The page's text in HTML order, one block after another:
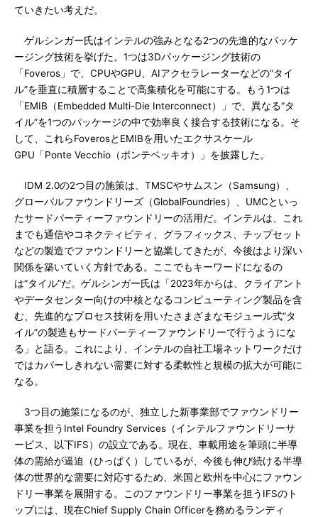
ていきたい考えだ。
ゲルシンガー氏はインテルの強みとなる2つの先進的なパッケ
ージング技術を挙げた。1つは3Dパッケージング技術の
「Foveros」で、CPUやGPU、AIアクセラレーターなどの“タイ
ル”を垂直に積層することで高集積化を可能にする。もう1つは
「EMIB（Embedded Multi-Die Interconnect）」で、異なる“タ
イル”を1つのパッケージの中で効率良く接合する技術になる。そ
して、これらFoverosとEMIBを用いたエクサスケール
GPU「Ponte Vecchio（ポンテベッキオ）」を披露した。
IDM 2.0の2つ目の施策は、TMSCやサムスン（Samsung）、
グローバルファウンドリーズ（GlobalFoundries）、UMCといっ
たサードパーティーファウンドリーの活用だ。インテルは、これ
までも通信やコネクティビティ、グラフィックス、チップセット
などの製造でファウンドリーと協業してきたが、今後はより深い
関係を築いていく方針である。ここでもキーワードになるの
は“タイル”だ。ゲルシンガー氏は「2023年からは、クライアント
やデータセンター向けの中核となるコンピューティング製品を含
む、先進的なプロセス技術を用いたさまざまなモジュール式“タ
イル”の製造もサードパーティーファウンドリーで行うようにな
る」と語る。これにより、インテルの自社工場ネットワークだけ
ではカバーしきれない需要に対する柔軟性と規模の拡大が可能に
なる。
3つ目の施策になるのが、独立した新事業部でファウンドリー
事業を担うIntel Foundry Services（インテルファウンドリーサ
ービス、以下IFS）の設立である。現在、車載用途を筆頭に半導
体の需給が逼迫（ひっぱく）しているが、今後も伸び続ける半導
体の世界的な需要に対応するため、米国と欧州を中心にファウン
ドリー事業を展開する。このファウンドリー事業を担うIFSのト
ップには、現在Chief Supply Chain Officerを務めるランディ